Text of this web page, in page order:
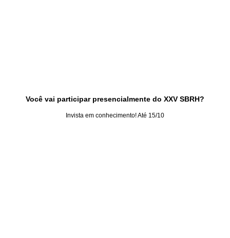
Você vai participar presencialmente do XXV SBRH?
Invista em conhecimento! Até 15/10